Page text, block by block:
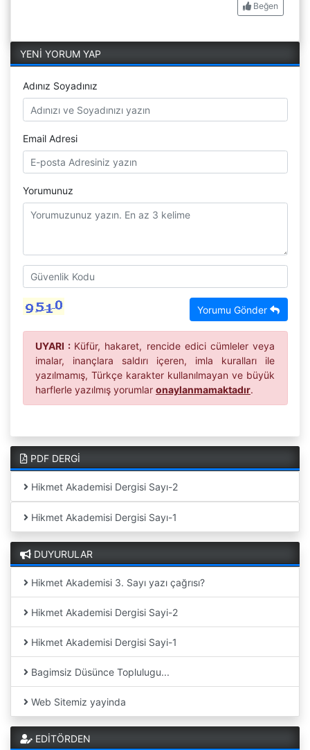
Beğen
YENİ YORUM YAP
Adınız Soyadınız
Email Adresi
Yorumunuz
Yorumu Gönder
UYARI : Küfür, hakaret, rencide edici cümleler veya
imalar, inançlara saldırı içeren, imla kuralları ile
yazılmamış, Türkçe karakter kullanılmayan ve büyük
harflerle yazılmış yorumlar onaylanmamaktadır.
PDF DERGİ
Hikmet Akademisi Dergisi Sayı-2
Hikmet Akademisi Dergisi Sayı-1
DUYURULAR
Hikmet Akademisi 3. Sayı yazı çağrısı?
Hikmet Akademisi Dergisi Sayi-2
Hikmet Akademisi Dergisi Sayi-1
Bagimsiz Düsünce Toplulugu...
Web Sitemiz yayinda
EDİTÖRDEN